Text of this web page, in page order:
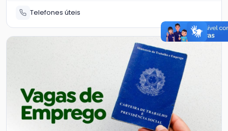
Telefones úteis